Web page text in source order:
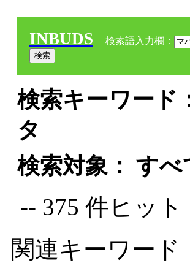
INBUDS 検索語入力欄：
検索キーワード
タ
検索対象： すべ
-- 375 件ヒット
関連キーワード